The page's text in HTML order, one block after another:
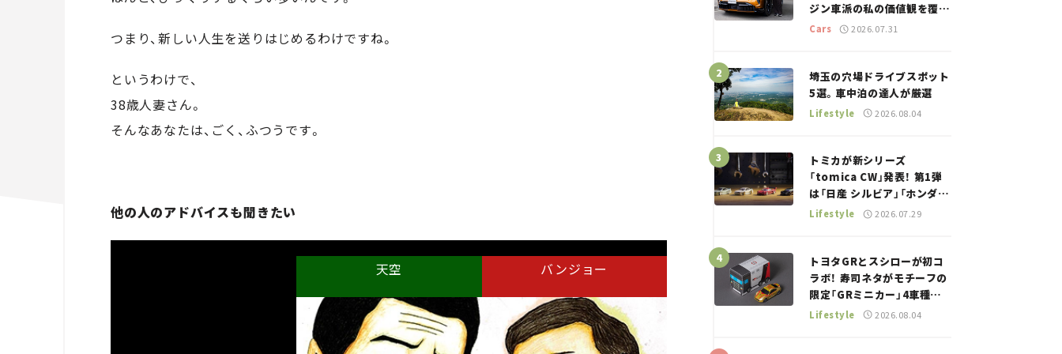
つまり、新しい人生を送りはじめるわけですね。
というわけで、
38歳人妻さん。
そんなあなたは、ごく、ふつうです。
他の人のアドバイスも聞きたい
バンジョー
天空
ジン車派の私の価値観を覆し
た、新しいポルシェの走り。
Cars 2026.07.31
埼玉の穴場ドライブスポット
5選。車中泊の達人が厳選
Lifestyle 2026.08.04
トミカが新シリーズ
「tomica CW」発表！ 第1弾
は「日産 シルビア」「ホンダ
NSX」が登場。世界が注目す
Lifestyle 2026.07.29
トヨタGRとスシローが初コ
ラボ！ 寿司ネタがモチーフの
限定「GRミニカー」4車種が
登場。入手方法は？【クルマ
Lifestyle 2026.08.04